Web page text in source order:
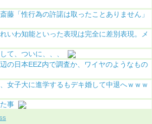
藤「性行為の許諾は取ったことありません」
いわ知能といった表現は完全に差別表現。メ
て、ついに、、、
の日本EEZ内で調査か、ワイヤのようなもの
女子大に進学するもデキ婚して中退へｗｗｗ
事